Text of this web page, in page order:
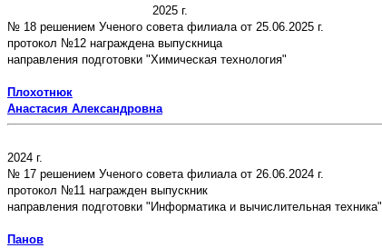
2025 г.
№ 18 решением Ученого совета филиала от 25.06.2025 г.
протокол №12 награждена выпускница
направления подготовки "Химическая технология"
Плохотнюк
Анастасия Александровна
2024 г.
№ 17 решением Ученого совета филиала от 26.06.2024 г.
протокол №11 награжден выпускник
направления подготовки "Информатика и вычислительная техника"
Панов